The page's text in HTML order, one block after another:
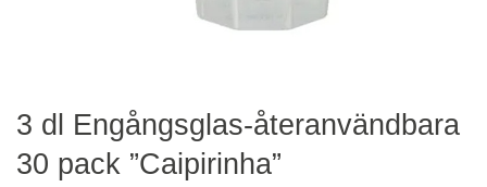
3 dl Engångsglas-återanvändbara
30 pack ”Caipirinha”